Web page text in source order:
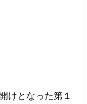
けとなった第１